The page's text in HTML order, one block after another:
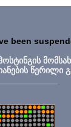
been
წერილი